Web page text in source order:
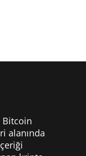
Bitcoin
alanında